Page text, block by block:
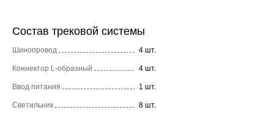
Состав трековой системы
Шинопровод 4 шт.
Коннектор L-образный 4 шт.
Ввод питания 1 шт.
Светильник 8 шт.